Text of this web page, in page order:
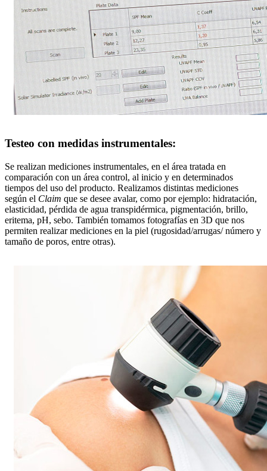
Testeo con medidas instrumentales:
Se realizan mediciones instrumentales, en el área tratada en
comparación con un área control, al inicio y en determinados
tiempos del uso del producto. Realizamos distintas mediciones
según el Claim que se desee avalar, como por ejemplo: hidratación,
elasticidad, pérdida de agua transpidérmica, pigmentación, brillo,
eritema, pH, sebo. También tomamos fotografías en 3D que nos
permiten realizar mediciones en la piel (rugosidad/arrugas/ número y
tamaño de poros, entre otras).